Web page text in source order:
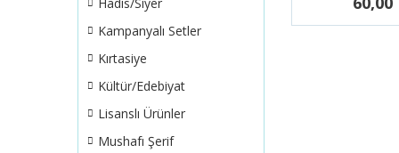
Kampanyalı Setler
Kırtasiye
Kültür/Edebiyat
Lisanslı Ürünler
Mushafı Şerif